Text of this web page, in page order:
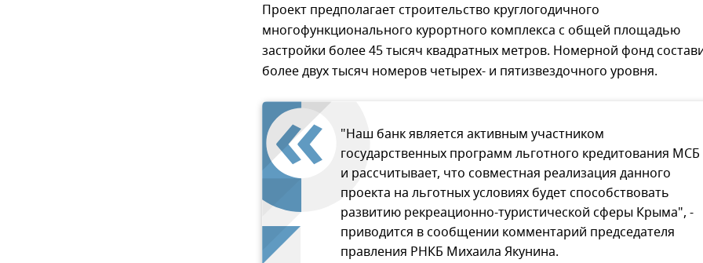
Проект предполагает строительство круглогодичного
многофункционального курортного комплекса с общей площадью
застройки более 45 тысяч квадратных метров. Номерной фонд
более двух тысяч номеров четырех- и пятизвездочного уровня.
"Наш банк является активным участником
государственных программ льготного кредитования МСБ
и рассчитывает, что совместная реализация данного
проекта на льготных условиях будет способствовать
развитию рекреационно-туристической сферы Крыма", -
приводится в сообщении комментарий председателя
правления РНКБ Михаила Якунина.